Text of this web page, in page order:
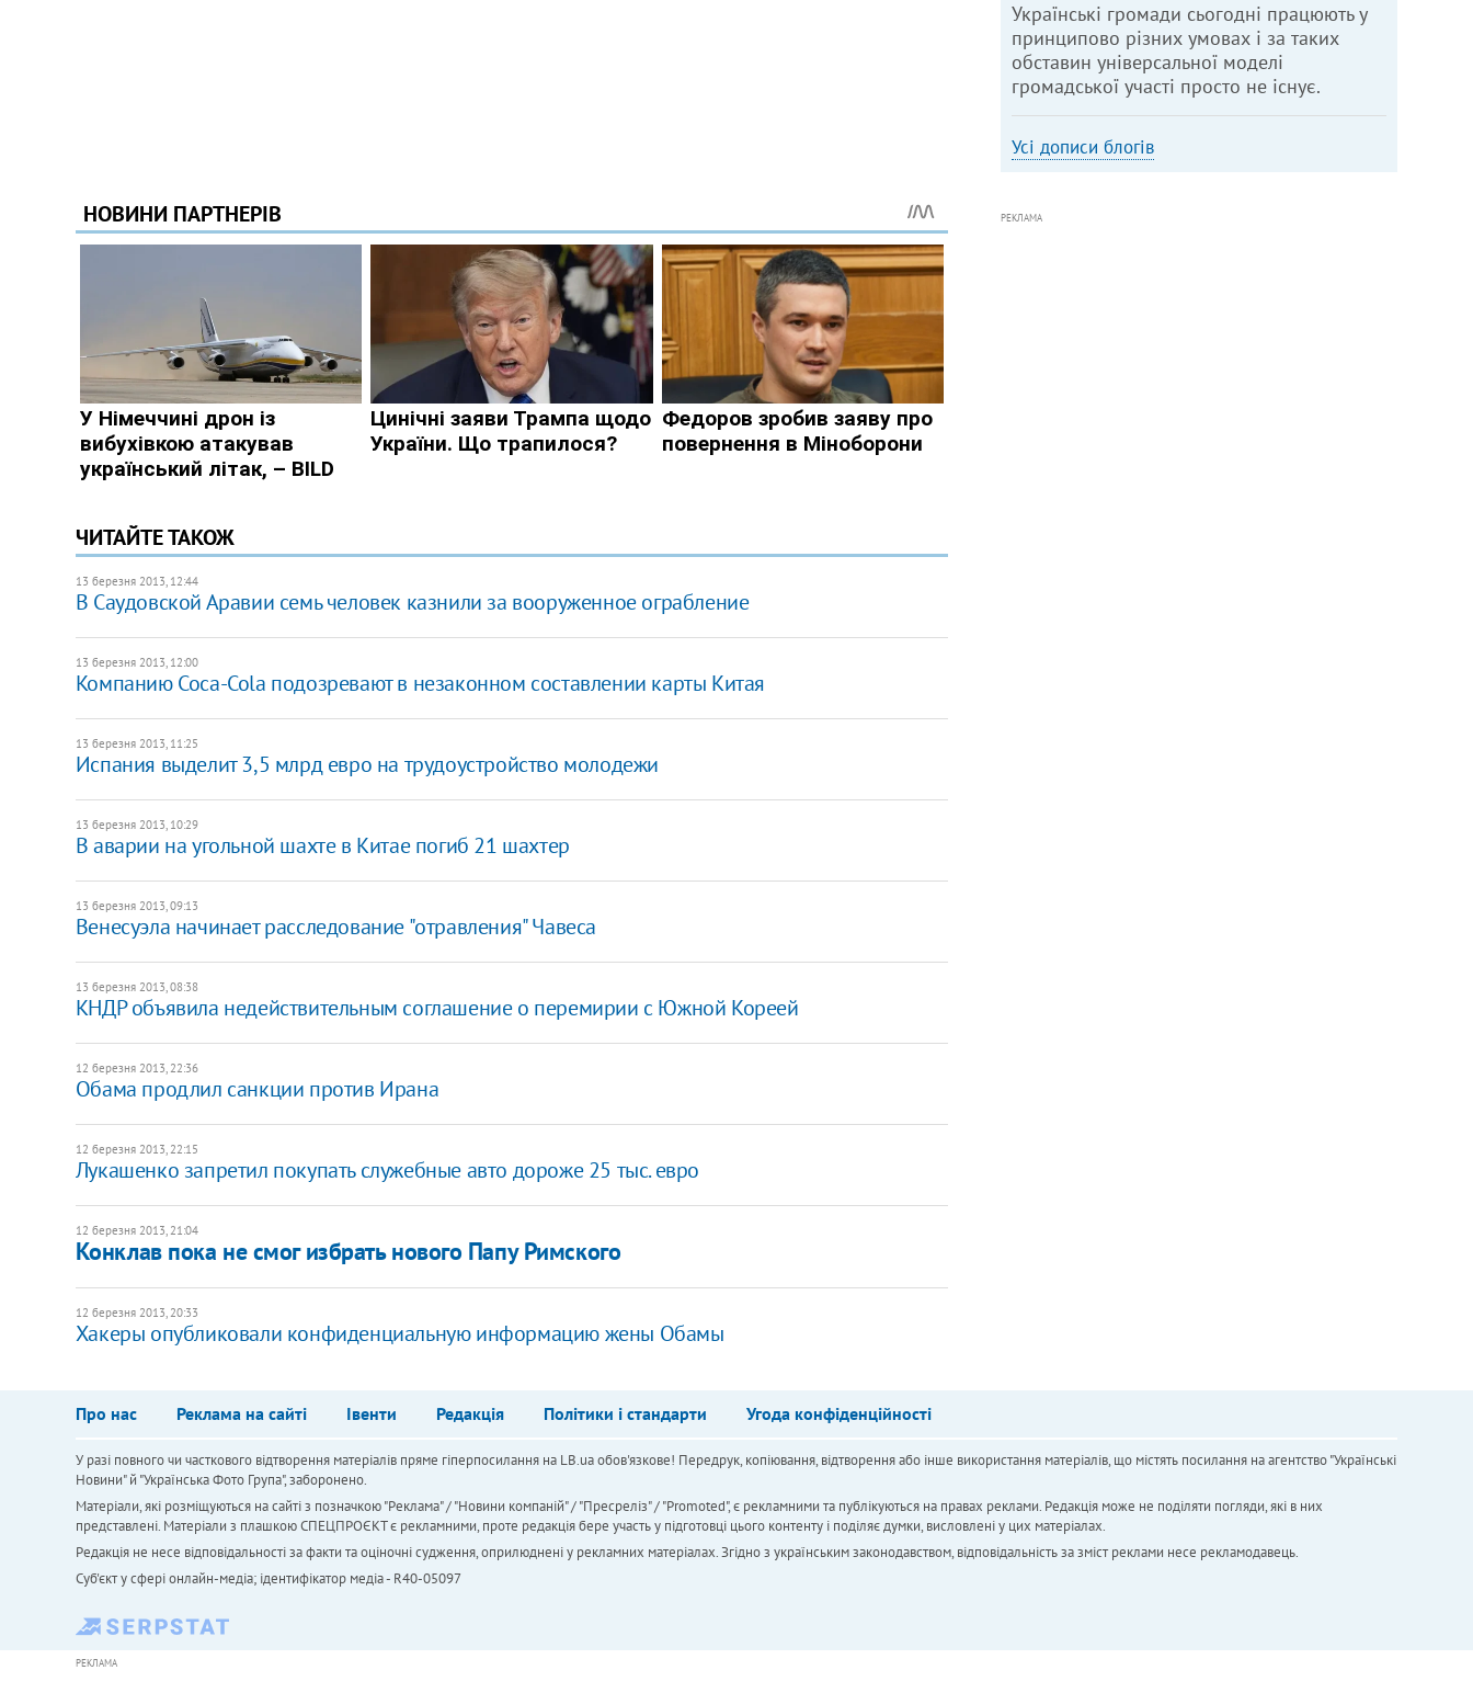
ЧИТАЙТЕ ТАКОЖ
13 березня 2013, 12:44
В Саудовской Аравии семь человек казнили за вооруженное ограбление
13 березня 2013, 12:00
Компанию Coca-Cola подозревают в незаконном составлении карты Китая
13 березня 2013, 11:25
Испания выделит 3,5 млрд евро на трудоустройство молодежи
13 березня 2013, 10:29
​В аварии на угольной шахте в Китае погиб 21 шахтер
13 березня 2013, 09:13
Венесуэла начинает расследование "отравления" Чавеса
13 березня 2013, 08:38
КНДР объявила недействительным соглашение о перемирии с Южной Кореей
12 березня 2013, 22:36
Обама продлил санкции против Ирана
12 березня 2013, 22:15
Лукашенко запретил покупать служебные авто дороже 25 тыс. евро
12 березня 2013, 21:04
Конклав пока не смог избрать нового Папу Римского
12 березня 2013, 20:33
Хакеры опубликовали конфиденциальную информацию жены Обамы
Українські громади сьогодні працюють у
принципово різних умовах і за таких
обставин універсальної моделі
громадської участі просто не існує.
Усі дописи блогів
РЕКЛАМА
Про нас Реклама на сайті Івенти Редакція Політики і стандарти Угода конфіденційності
У разі повного чи часткового відтворення матеріалів пряме гіперпосилання на LB.ua обов'язкове! Передрук, копіювання, відтворення або інше використання матеріалів, що містять посилання на агентство "Українськi
Новини" й "Українська Фото Група", заборонено.
Матеріали, які розміщуються на сайті з позначкою "Реклама" / "Новини компаній" / "Пресреліз" / "Promoted", є рекламними та публікуються на правах реклами. Редакція може не поділяти погляди, які в них
представлені. Матеріали з плашкою СПЕЦПРОЄКТ є рекламними, проте редакція бере участь у підготовці цього контенту і поділяє думки, висловлені у цих матеріалах.
Редакція не несе відповідальності за факти та оціночні судження, оприлюднені у рекламних матеріалах. Згідно з українським законодавством, відповідальність за зміст реклами несе рекламодавець.
Cуб'єкт у сфері онлайн-медіа; ідентифікатор медіа - R40-05097
РЕКЛАМА